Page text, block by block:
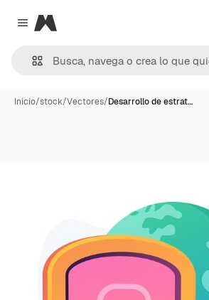
Close menu
Magnific
Inicio/stock/Vectores/Desarrollo de estrat…